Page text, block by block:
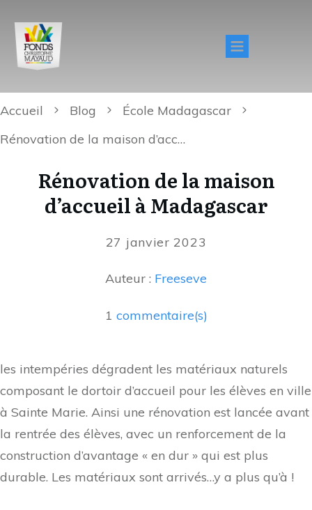
Accueil Blog
École Madagascar
Rénovation de la maison d’accueil à Madagascar
Rénovation de la maison
d’accueil à Madagascar
27 janvier 2023
Auteur : Freeseve
1 commentaire(s)
les intempéries dégradent les matériaux naturels
composant le dortoir d’accueil pour les élèves en ville
à Sainte Marie. Ainsi une rénovation est lancée avant
la rentrée des élèves, avec un renforcement de la
construction d’avantage « en dur » qui est plus
durable. Les matériaux sont arrivés…y a plus qu’à !